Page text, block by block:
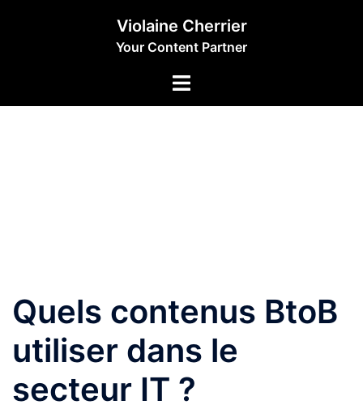
Violaine Cherrier
Your Content Partner
Quels contenus BtoB
utiliser dans le
secteur IT ?